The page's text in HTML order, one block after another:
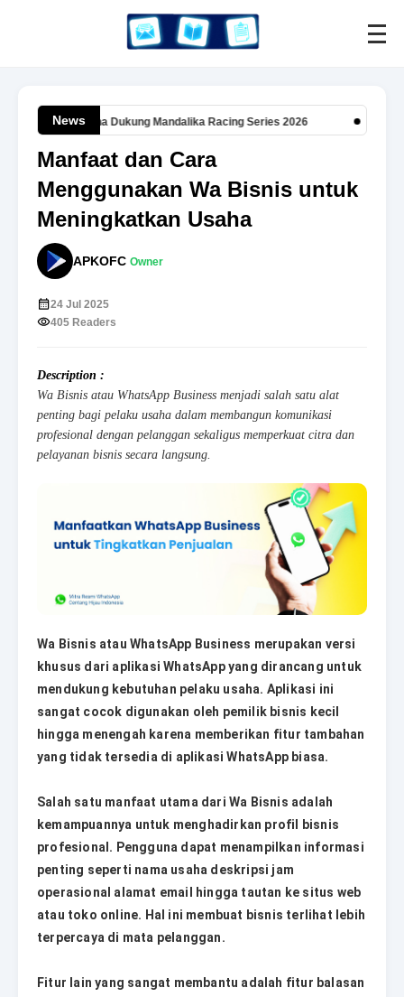
News
Pertamina Dukung Mandalika Racing Series 2026 APKOFC
Manfaat dan Cara
Menggunakan Wa Bisnis untuk
Meningkatkan Usaha
APKOFC Owner
24 Jul 2025
405 Readers
Description :
Wa Bisnis atau WhatsApp Business menjadi salah satu alat
penting bagi pelaku usaha dalam membangun komunikasi
profesional dengan pelanggan sekaligus memperkuat citra dan
pelayanan bisnis secara langsung.
Wa Bisnis atau WhatsApp Business merupakan versi
khusus dari aplikasi WhatsApp yang dirancang untuk
mendukung kebutuhan pelaku usaha. Aplikasi ini
sangat cocok digunakan oleh pemilik bisnis kecil
hingga menengah karena memberikan fitur tambahan
yang tidak tersedia di aplikasi WhatsApp biasa.
Salah satu manfaat utama dari Wa Bisnis adalah
kemampuannya untuk menghadirkan profil bisnis
profesional. Pengguna dapat menampilkan informasi
penting seperti nama usaha deskripsi jam
operasional alamat email hingga tautan ke situs web
atau toko online. Hal ini membuat bisnis terlihat lebih
terpercaya di mata pelanggan.
Fitur lain yang sangat membantu adalah fitur balasan